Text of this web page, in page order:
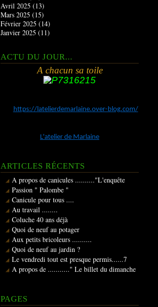
Avril 2025 (13)
Mars 2025 (15)
Février 2025 (14)
Janvier 2025 (11)
ACTU DU JOUR...
A chacun sa toile
https://latelierdemarlaine.over-blog.com/
L'atelier de Marlaine
ARTICLES RÉCENTS
A propos de canicules .........."L'enquête
Passion " Palombe "
Canicule pour tous ....
Au travail ........
Coluche 40 ans déjà
Quoi de neuf au potager
Aux petits bricoleurs ..........
Quoi de neuf au jardin ?
Le vendredi tout est presque permis......7
A propos de ..........." Le billet du dimanche
PAGES